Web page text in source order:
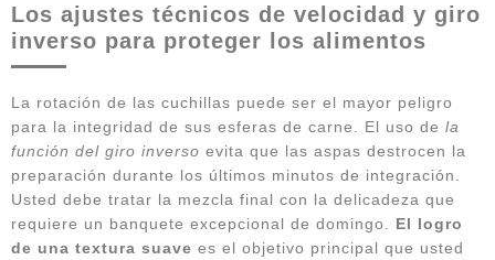
Los ajustes técnicos de velocidad y giro
inverso para proteger los alimentos
La rotación de las cuchillas puede ser el mayor peligro
para la integridad de sus esferas de carne. El uso de la
función del giro inverso evita que las aspas destrocen la
preparación durante los últimos minutos de integración.
Usted debe tratar la mezcla final con la delicadeza que
requiere un banquete excepcional de domingo. El logro
de una textura suave es el objetivo principal que usted